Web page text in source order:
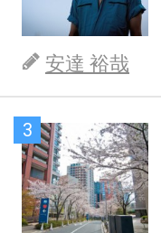
安達 裕哉
3